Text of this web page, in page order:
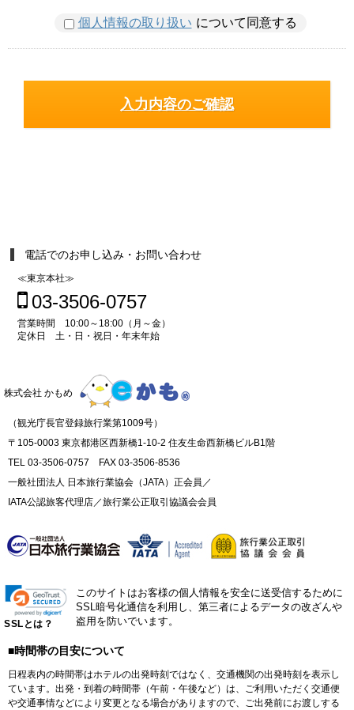
個人情報の取り扱い について同意する
電話でのお申し込み・お問い合わせ
≪東京本社≫
03-3506-0757
営業時間 10:00～18:00（月～金）
定休日 土・日・祝日・年末年始
株式会社 かもめ
（観光庁長官登録旅行業第1009号）
〒105-0003 東京都港区西新橋1-10-2 住友生命西新橋ビルB1階
TEL 03-3506-0757 FAX 03-3506-8536
一般社団法人 日本旅行業協会（JATA）正会員／
IATA公認旅客代理店／旅行業公正取引協議会会員
SSLとは？
このサイトはお客様の個人情報を安全に送受信するために
SSL暗号化通信を利用し、第三者によるデータの改ざんや
盗用を防いでいます。
■時間帯の目安について
日程表内の時間帯はホテルの出発時刻ではなく、交通機関の出発時刻を表示し
ています。出発・到着の時間帯（午前・午後など）は、ご利用いただく交通便
や交通事情などにより変更となる場合がありますので、ご出発前にお渡しする